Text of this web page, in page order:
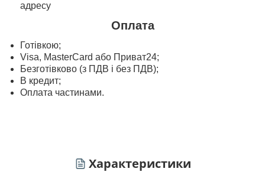
адресу
Оплата
Готівкою;
Visa, MasterСard або Приват24;
Безготівково (з ПДВ і без ПДВ);
В кредит;
Оплата частинами.
Характеристики